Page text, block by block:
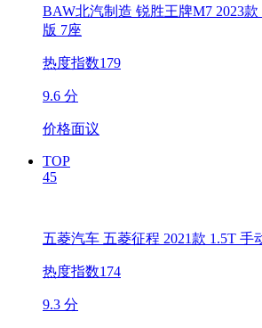
BAW北汽制造 锐胜王牌M7 2023
版 7座
热度指数179
9.6 分
价格面议
TOP
45
五菱汽车 五菱征程 2021款 1.5T 手
热度指数174
9.3 分